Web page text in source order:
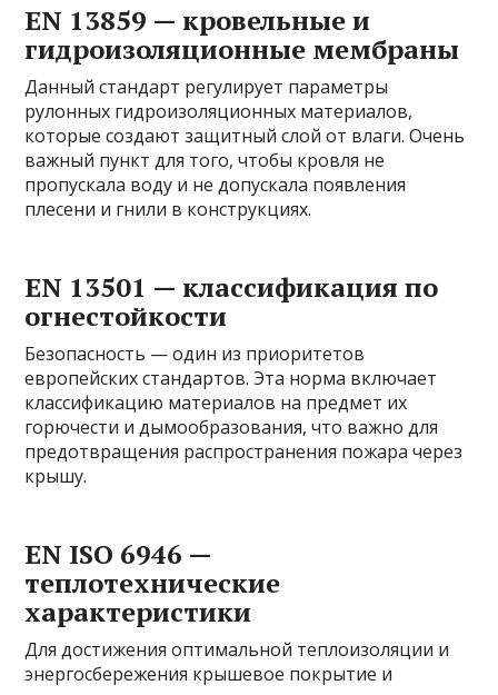
EN 13859 — кровельные и
гидроизоляционные мембраны
Данный стандарт регулирует параметры
рулонных гидроизоляционных материалов,
которые создают защитный слой от влаги. Очень
важный пункт для того, чтобы кровля не
пропускала воду и не допускала появления
плесени и гнили в конструкциях.
EN 13501 — классификация по
огнестойкости
Безопасность — один из приоритетов
европейских стандартов. Эта норма включает
классификацию материалов на предмет их
горючести и дымообразования, что важно для
предотвращения распространения пожара через
крышу.
EN ISO 6946 —
теплотехнические
характеристики
Для достижения оптимальной теплоизоляции и
энергосбережения крышевое покрытие и